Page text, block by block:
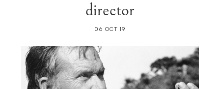
director
06 OCT 19